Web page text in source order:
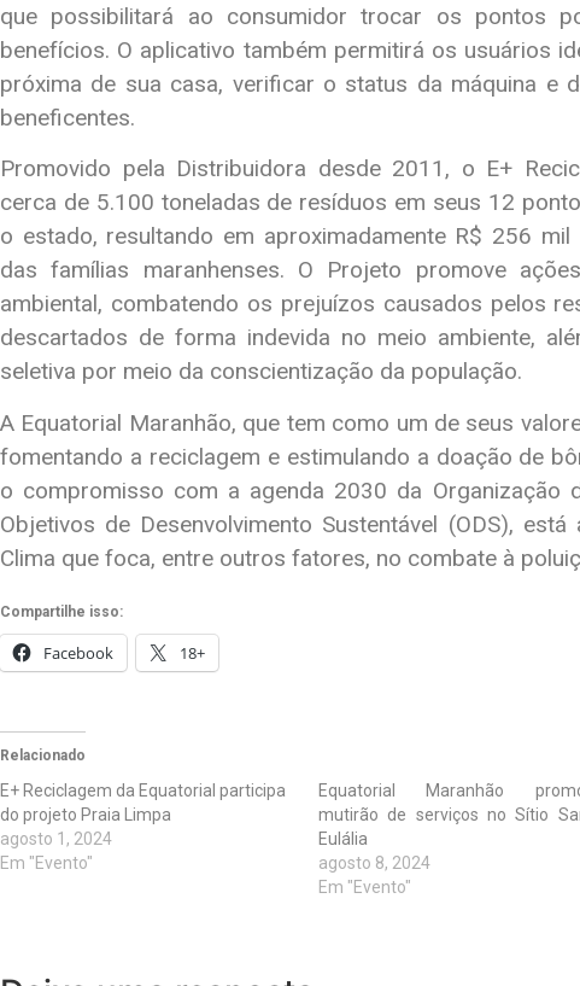
que possibilitará ao consumidor trocar os pontos
benefícios. O aplicativo também permitirá os usuários
próxima de sua casa, verificar o status da máquina e
beneficentes.
Promovido pela Distribuidora desde 2011, o E+
cerca de 5.100 toneladas de resíduos em seus 12
o estado, resultando em aproximadamente R$ 256
das famílias maranhenses. O Projeto promove
ambiental, combatendo os prejuízos causados pelos
descartados de forma indevida no meio ambiente,
seletiva por meio da conscientização da população.
A Equatorial Maranhão, que tem como um de seus
fomentando a reciclagem e estimulando a doação de
o compromisso com a agenda 2030 da Organização
Objetivos de Desenvolvimento Sustentável (ODS),
Clima que foca, entre outros fatores, no combate à
Compartilhe isso:
Facebook 18+
Relacionado
E+ Reciclagem da Equatorial participa
do projeto Praia Limpa
agosto 1, 2024
Em "Evento"
Equatorial Maranhão
mutirão de serviços no Sítio
Eulália
agosto 8, 2024
Em "Evento"